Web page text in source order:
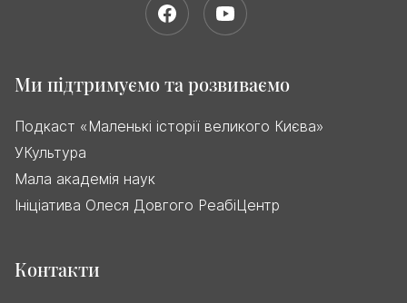
Ми підтримуємо та розвиваємо
Подкаст «Маленькі історії великого Києва»
УКультура
Мала академія наук
Ініціатива Олеся Довгого РеабіЦентр
Контакти